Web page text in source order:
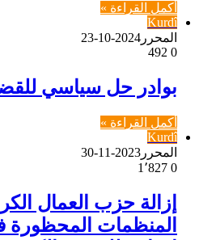
أكمل القراءة »
Kurdî
المحرر 2024-10-23
0
بوادر حل سياسي
أكمل القراءة »
Kurdî
المحرر 2023-11-30
0
إزالة حزب العمال
المنظمات المحظورة